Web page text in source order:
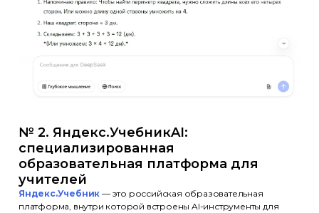
№ 2. Яндекс.УчебникAI:
специализированная
образовательная платформа для
учителей
Яндекс.Учебник — это российская образовательная
платформа, внутри которой встроены AI-инструменты для